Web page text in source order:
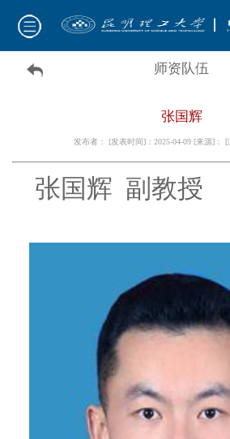
师资队伍
张国辉
发布者： [发表时间]：2025-04-09 [来源]： [
张国辉 副教授